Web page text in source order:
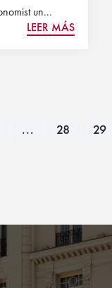
un...
LEER MÁS
... 28
29